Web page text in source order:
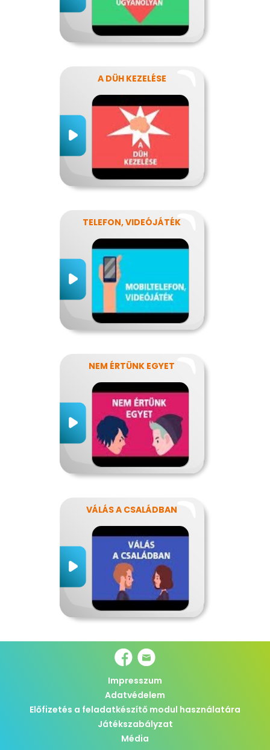
A DÜH KEZELÉSE
TELEFON, VIDEÓJÁTÉK
NEM ÉRTÜNK EGYET
VÁLÁS A CSALÁDBAN
Impresszum
Adatvédelem
Előfizetés a feladatkészítő modul használatára
Játékszabályzat
Média